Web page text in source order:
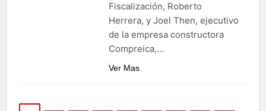
Fiscalización, Roberto
Herrera, y Joel Then, ejecutivo
de la empresa constructora
Compreica,…
Ver Mas